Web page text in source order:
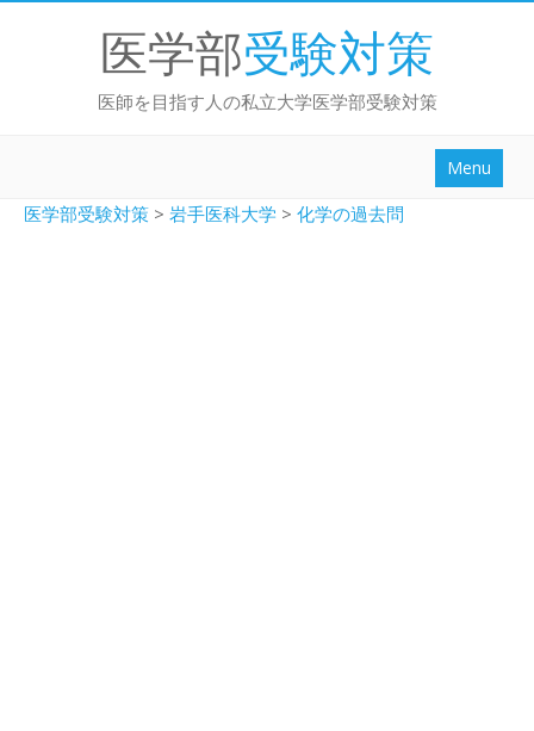
医学部受験対策
医師を目指す人の私立大学医学部受験対策
Menu
勉強法ブログ
医学部受験対策 > 岩手医科大学 > 化学の過去問